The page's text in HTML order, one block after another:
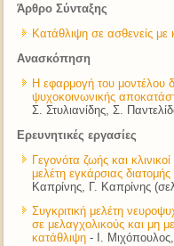
Άρθρο Σύνταξης
Κατάθλιψη σε ασθενείς με
Ανασκόπηση
Η εφαρμογή του μοντέλου
ψυχοκοινωνικής
Σ. Στυλιανίδης, Σ.
Ερευνητικές εργασίες
Γεγονότα ζωής και
μελέτη εγκάρσιας διατομής
Καπρίνης, Γ. Καπρίνης
Συγκριτική μελέτη
σε μελαγχολικούς και μη
κατάθλιψη - I.